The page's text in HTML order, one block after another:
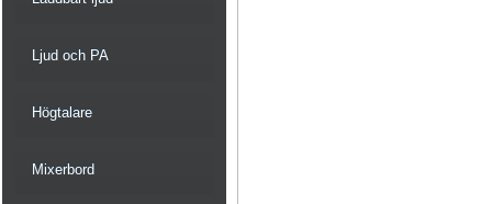
Ljud och PA
Högtalare
Mixerbord